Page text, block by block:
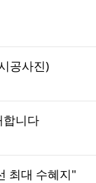
공사진)
합니다
최대 수혜지"